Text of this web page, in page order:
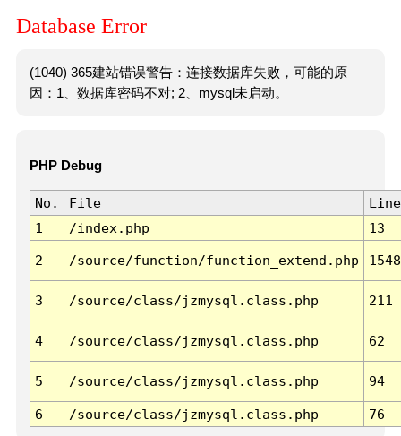
Database Error
(1040) 365建站错误警告：连接数据库失败，可能的原
因：1、数据库密码不对; 2、mysql未启动。
PHP Debug
No. File
Line
1
/index.php 13
2 /source/function/function_extend.php 1548
3 /source/class/jzmysql.class.php 211
4 /source/class/jzmysql.class.php 62
5 /source/class/jzmysql.class.php 94
6 /source/class/jzmysql.class.php 76